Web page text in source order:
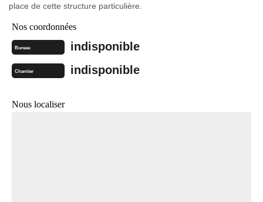
place de cette structure particulière.
Nos coordonnées
Bureau indisponible
Chantier indisponible
Nous localiser